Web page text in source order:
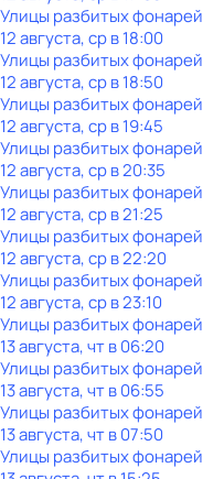
Улицы разбитых фонарей
12 августа, ср в 18:00
Улицы разбитых фонарей
12 августа, ср в 18:50
Улицы разбитых фонарей
12 августа, ср в 19:45
Улицы разбитых фонарей
12 августа, ср в 20:35
Улицы разбитых фонарей
12 августа, ср в 21:25
Улицы разбитых фонарей
12 августа, ср в 22:20
Улицы разбитых фонарей
12 августа, ср в 23:10
Улицы разбитых фонарей
13 августа, чт в 06:20
Улицы разбитых фонарей
13 августа, чт в 06:55
Улицы разбитых фонарей
13 августа, чт в 07:50
Улицы разбитых фонарей